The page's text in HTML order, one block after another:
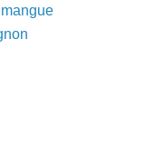
mangue